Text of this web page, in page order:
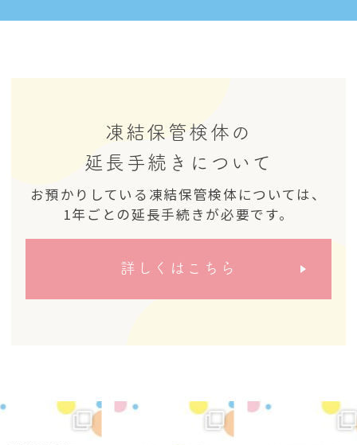
凍結保管検体の
延長手続きについて
お預かりしている凍結保管検体については、
1年ごとの延長手続きが必要です。
詳しくはこちら